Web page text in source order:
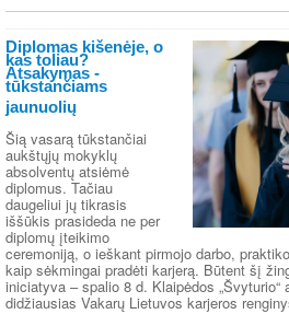
Konkursinio balo skaičiuoklė Žurnalas KUR
FORUMAS Naujienos Svarbiausios datos
Universitetų sritis
Kolegijų sritis
Profesinių mokyklų sritis
Diplomas kišenėje, o
kas toliau?
Atsakymas -
tūkstančiams
jaunuolių
Šią vasarą tūkstančiai
aukštųjų mokyklų
absolventų atsiėmė
diplomus. Tačiau
daugeliui jų tikrasis
iššūkis prasideda ne per
diplomų įteikimo
ceremoniją, o ieškant pirmojo darbo,
kaip sėkmingai pradėti karjerą. Būtent šį
iniciatyva – spalio 8 d. Klaipėdos „Švyturio“
didžiausias Vakarų Lietuvos karjeros